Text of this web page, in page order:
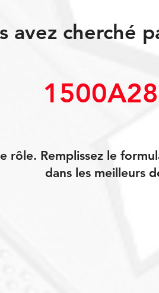
avez cherché
rôle. Remplissez le
dans les meilleurs